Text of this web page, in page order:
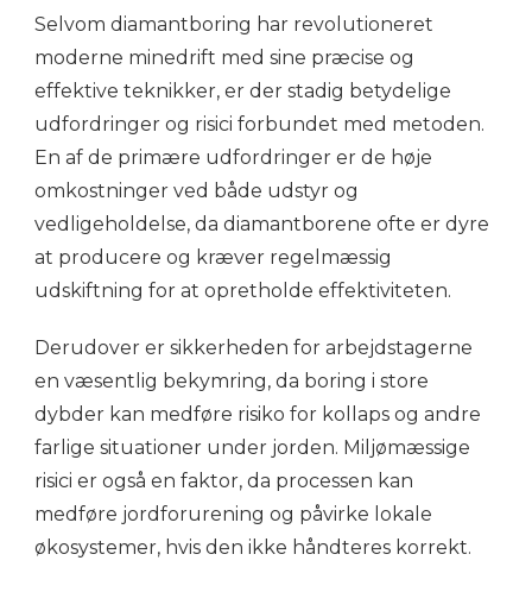
Selvom diamantboring har revolutioneret
moderne minedrift med sine præcise og
effektive teknikker, er der stadig betydelige
udfordringer og risici forbundet med metoden.
En af de primære udfordringer er de høje
omkostninger ved både udstyr og
vedligeholdelse, da diamantborene ofte er dyre
at producere og kræver regelmæssig
udskiftning for at opretholde effektiviteten.
Derudover er sikkerheden for arbejdstagerne
en væsentlig bekymring, da boring i store
dybder kan medføre risiko for kollaps og andre
farlige situationer under jorden. Miljømæssige
risici er også en faktor, da processen kan
medføre jordforurening og påvirke lokale
økosystemer, hvis den ikke håndteres korrekt.